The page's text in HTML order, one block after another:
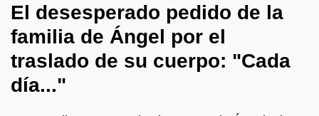
El desesperado pedido de la
familia de Ángel por el
traslado de su cuerpo: "Cada
día..."